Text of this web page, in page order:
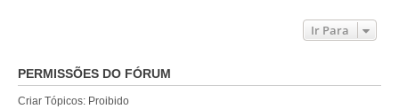
Ir Para
PERMISSÕES DO FÓRUM
Criar Tópicos: Proibido